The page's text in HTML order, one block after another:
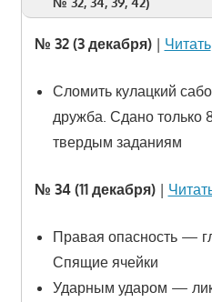
№ 32 (3 декабря)| Читать
Сломить кулацкий
дружба. Сдано только
твердым заданиям
№ 34 (11 декабря)|
Правая опасность —
Спящие ячейки
Ударным ударом —